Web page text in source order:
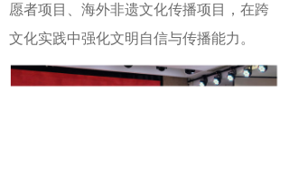
愿者项目、海外非遗文化传播项目，在跨
文化实践中强化文明自信与传播能力。